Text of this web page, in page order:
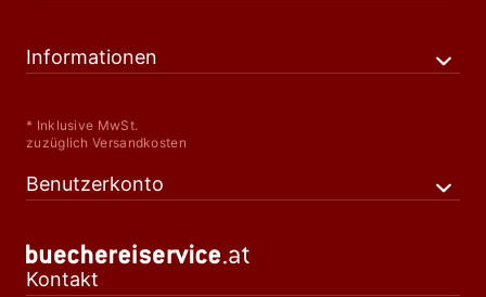
Informationen
* Inklusive MwSt.
zuzüglich Versandkosten
Benutzerkonto
Kontakt